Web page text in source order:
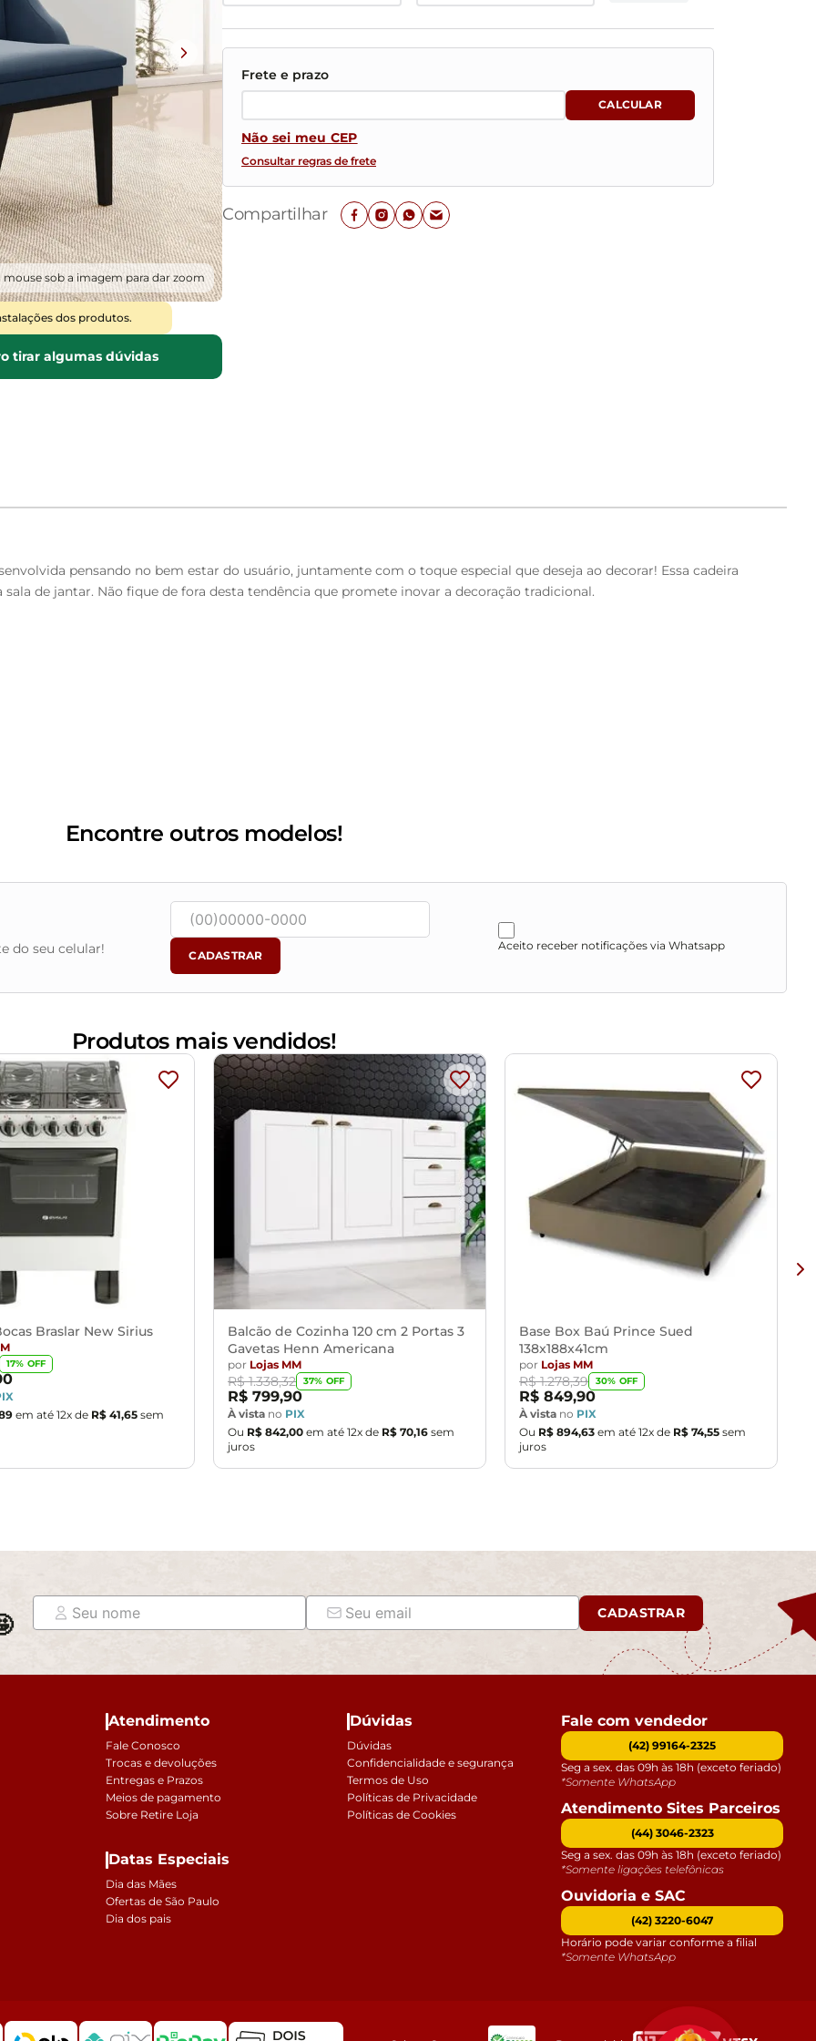
Baú Organizador
Ver todos
mouse sob a imagem para dar zoom
dos produtos.
tirar algumas dúvidas
Não sei meu CEP
Consultar regras de frete
Compartilhar
pensando no bem estar do usuário, juntamente com o toque especial que deseja ao decorar! Essa cadeira
de jantar. Não fique de fora desta tendência que promete inovar a decoração tradicional.
seguido de pano seco. Evitar exposição ao sol, para que o produto não sofra alterações na cor do tecido. Não
objetos de decoração e eletros.
e o produto, por conta do tratamento de imagens e a calibração de cores da sua tela.
e com total segurança.
certifique-se de que passará normalmente por elevadores, portas, escadas e/ou corredores, evitando assim futuros
Encontre outros modelos!
do seu celular! CADASTRAR
Aceito receber notificações via Whatsapp
Produtos mais vendidos!
Braslar New Sirius
17% OFF
em até 12x de R$ 41,65 sem
Balcão de Cozinha 120 cm 2 Portas 3
Gavetas Henn Americana
por Lojas MM
R$ 1.338,32 37% OFF
R$ 799,90
À vista no PIX
Ou R$ 842,00 em até 12x de R$ 70,16 sem
juros
Base Box Baú Prince Sued
138x188x41cm
por Lojas MM
R$ 1.278,39 30% OFF
R$ 849,90
À vista no PIX
Ou R$ 894,63 em até 12x de R$ 74,55 sem
juros
CADASTRAR
Atendimento
Fale Conosco
Trocas e devoluções
Entregas e Prazos
Meios de pagamento
Sobre Retire Loja
Dúvidas
Dúvidas
Confidencialidade e segurança
Termos de Uso
Políticas de Privacidade
Políticas de Cookies
Datas Especiais
Dia das Mães
Ofertas de São Paulo
Dia dos pais
Fale com vendedor
(42) 99164-2325
Seg a sex. das 09h às 18h (exceto feriado)
*Somente WhatsApp
Atendimento Sites Parceiros
(44) 3046-2323
Seg a sex. das 09h às 18h (exceto feriado)
*Somente ligações telefônicas
Ouvidoria e SAC
(42) 3220-6047
Horário pode variar conforme a filial
*Somente WhatsApp